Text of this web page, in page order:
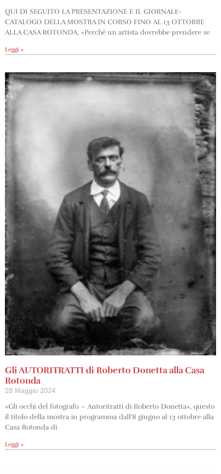
QUI DI SEGUITO LA PRESENTAZIONE E IL GIORNALE-
CATALOGO DELLA MOSTRA IN CORSO FINO AL 13 OTTOBRE
ALLA CASA ROTONDA. «Perché un artista dovrebbe prendere se
Leggi »
Gli AUTORITRATTI di Roberto Donetta alla Casa
Rotonda
28 Maggio 2024
«Gli occhi del fotografo – Autoritratti di Roberto Donetta», questo
il titolo della mostra in programma dall’8 giugno al 13 ottobre alla
Casa Rotonda di
Leggi »